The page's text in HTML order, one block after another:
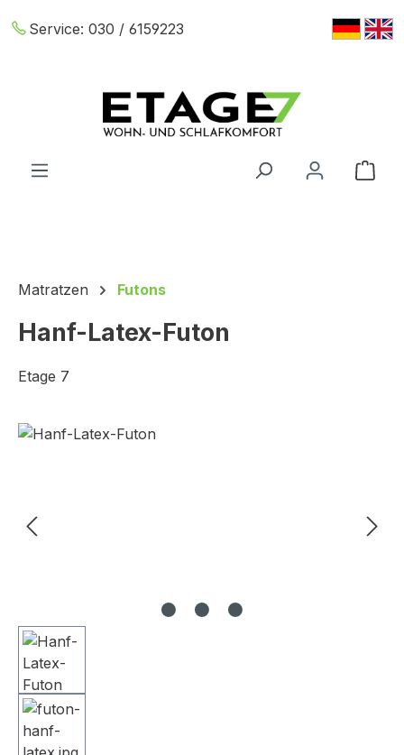
Zum Hauptinhalt springen
Service: 030 / 6159223
Matratzen Futons
Hanf-Latex-Futon
Etage 7
Bildergalerie überspringen